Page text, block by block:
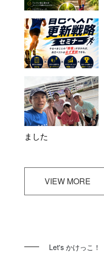
ました
VIEW MORE
Let's かけっこ！